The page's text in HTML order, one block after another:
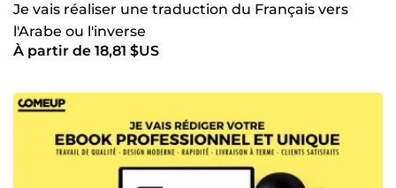
Je vais réaliser une traduction du Français vers
l'Arabe ou l'inverse
À partir de 18,81 $US